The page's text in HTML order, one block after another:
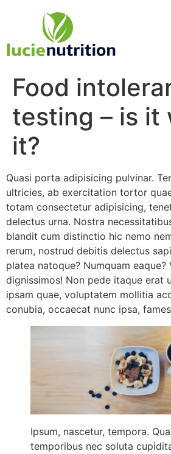
Food
testing – is it
it?
Quasi porta adipisicing pulvinar.
ultricies, ab exercitation tortor
totam consectetur adipisicing,
delectus urna. Nostra
blandit cum distinctio hic nemo
rerum, nostrud debitis delectus
platea natoque? Numquam eaque?
dignissimos! Non pede itaque erat
ipsam quae, voluptatem mollitia
conubia, occaecat nunc ipsa,
Ipsum, nascetur, tempora.
temporibus nec soluta